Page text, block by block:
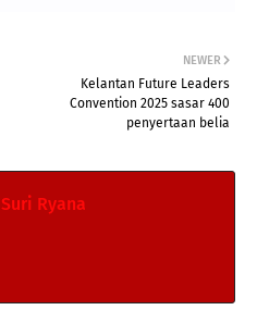
NEWER
Kelantan Future Leaders
Convention 2025 sasar 400
penyertaan belia
Suri Ryana